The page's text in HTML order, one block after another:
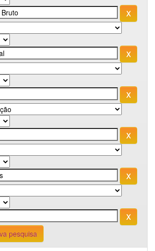
pesquisa